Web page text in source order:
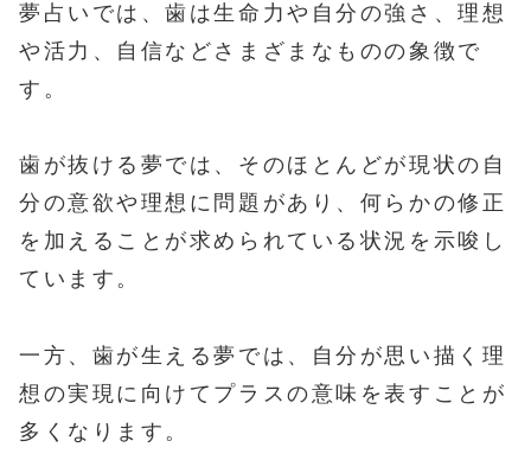
夢占いでは、歯は生命力や自分の強さ、理想
や活力、自信などさまざまなものの象徴で
す。
歯が抜ける夢では、そのほとんどが現状の自
分の意欲や理想に問題があり、何らかの修正
を加えることが求められている状況を示唆し
ています。
一方、歯が生える夢では、自分が思い描く理
想の実現に向けてプラスの意味を表すことが
多くなります。